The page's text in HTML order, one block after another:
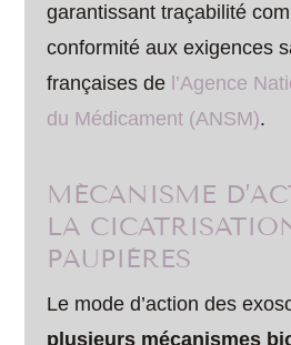
garantissant traçabilité
conformité aux exigences
françaises de l’Agence
du Médicament (ANSM).
MÉCANISME
LA
PAUPIÈRES
Le mode d’action des
plusieurs mécanismes